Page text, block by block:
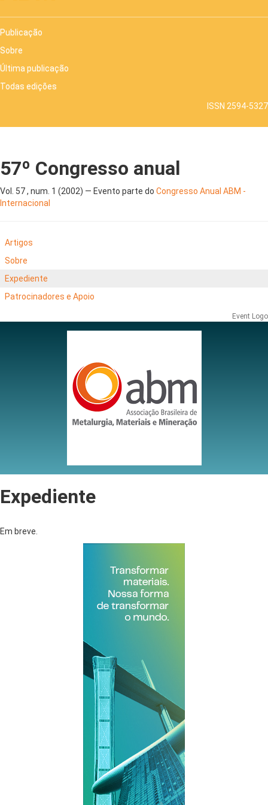
Publicação
Sobre
Última publicação
Todas edições
ISSN 2594-5327
57º Congresso anual
Vol. 57 , num. 1 (2002) — Evento parte do Congresso Anual ABM -
Internacional
Artigos
Sobre
Expediente
Patrocinadores e Apoio
Event Logo
Expediente
Em breve.